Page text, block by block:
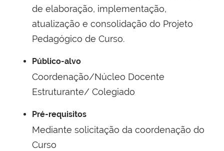
de elaboração, implementação,
atualização e consolidação do Projeto
Pedagógico de Curso.
Público-alvo
Coordenação/Núcleo Docente
Estruturante/ Colegiado
Pré-requisitos
Mediante solicitação da coordenação do
Curso